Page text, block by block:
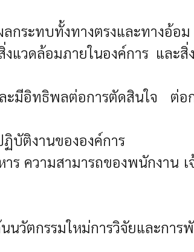
กระทบทั้งทางตรงและทางอ้อม
แวดล้อมภายในองค์การ และ
อิทธิพลต่อการตัดสินใจ ต่อก
ฏิบัติงานขององค์การ
ร ความสามารถของพนักงาน
นวัตกรรมใหม่การวิจัยและการ